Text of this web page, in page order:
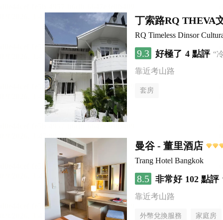
丁索路RQ THEVA
RQ Timeless Dinsor
9.3 好極了 4 點評 “
靠近考山路
套房
曼谷 - 董里酒店
Trang Hotel Bangkok
8.5 非常好 102 點評
靠近考山路
外幣兌換服務 家庭房